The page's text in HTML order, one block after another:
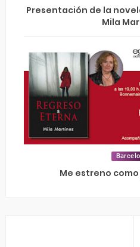
Presentación de la
Mila
Me estreno